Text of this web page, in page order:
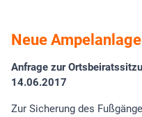
Neue
Anfrage zur
14.06.2017
Zur Sicherung des